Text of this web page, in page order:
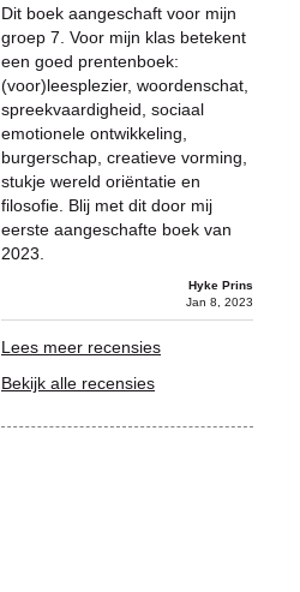
Dit boek aangeschaft voor mijn
groep 7. Voor mijn klas betekent
een goed prentenboek:
(voor)leesplezier, woordenschat,
spreekvaardigheid, sociaal
emotionele ontwikkeling,
burgerschap, creatieve vorming,
stukje wereld oriëntatie en
filosofie. Blij met dit door mij
eerste aangeschafte boek van
2023.
Hyke Prins
Jan 8, 2023
Lees meer recensies
Bekijk alle recensies